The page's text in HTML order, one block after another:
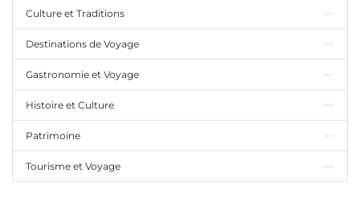
Culture et Traditions
Destinations de Voyage
Gastronomie et Voyage
Histoire et Culture
Patrimoine
Tourisme et Voyage